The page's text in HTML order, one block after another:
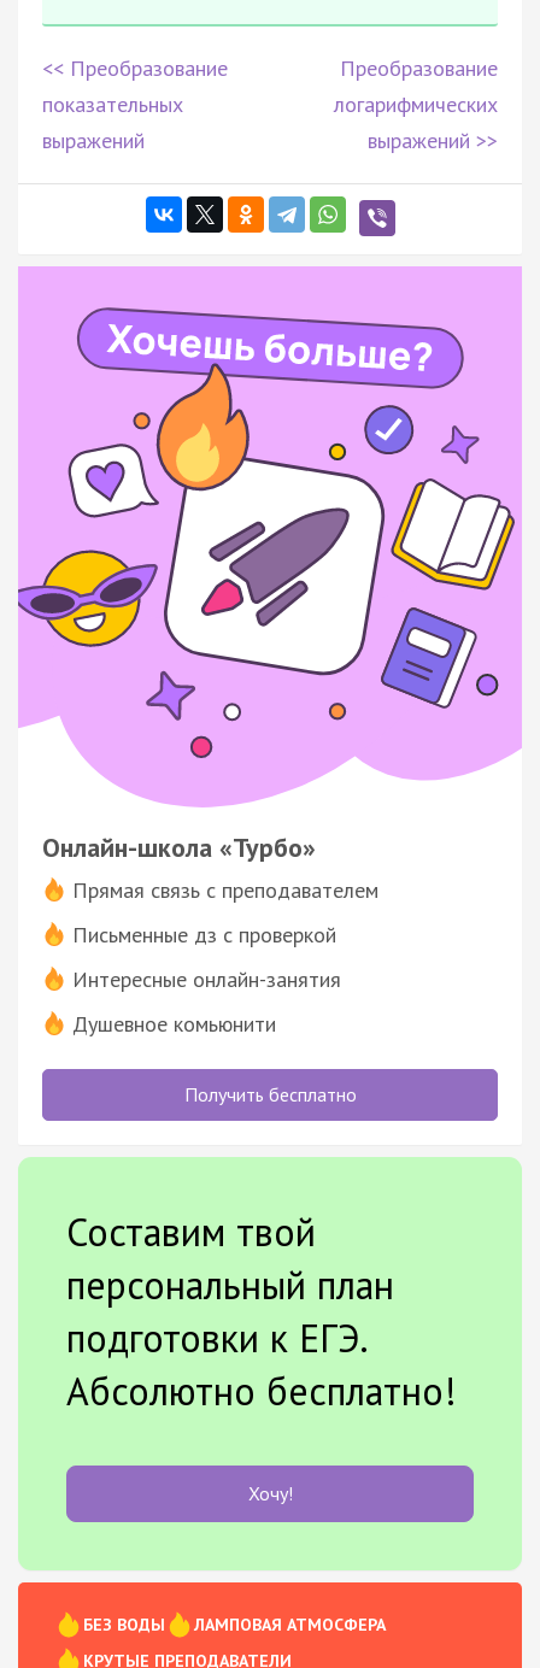
<< Преобразование
показательных
выражений
Преобразование
логарифмических
выражений >>
Онлайн-школа «Турбо»
Прямая связь с преподавателем
Письменные дз с проверкой
Интересные онлайн-занятия
Душевное комьюнити
Получить бесплатно
Составим твой
персональный план
подготовки к ЕГЭ.
Абсолютно бесплатно!
Хочу!
БЕЗ ВОДЫ
ЛАМПОВАЯ АТМОСФЕРА
КРУТЫЕ ПРЕПОДАВАТЕЛИ